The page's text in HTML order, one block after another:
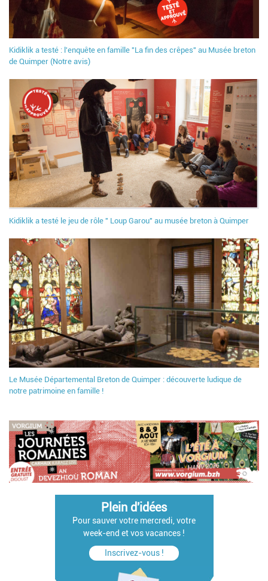
Kidiklik a testé : l'enquête en famille "La fin des crêpes" au Musée breton
de Quimper (Notre avis)
Kidiklik a testé le jeu de rôle " Loup Garou" au musée breton à Quimper
Le Musée Départemental Breton de Quimper : découverte ludique de
notre patrimoine en famille !
Plein d'idées
Pour sauver votre mercredi, votre
week-end et vos vacances !
Inscrivez-vous !